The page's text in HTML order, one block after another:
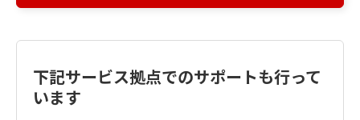
下記サービス拠点でのサポートも行って
います